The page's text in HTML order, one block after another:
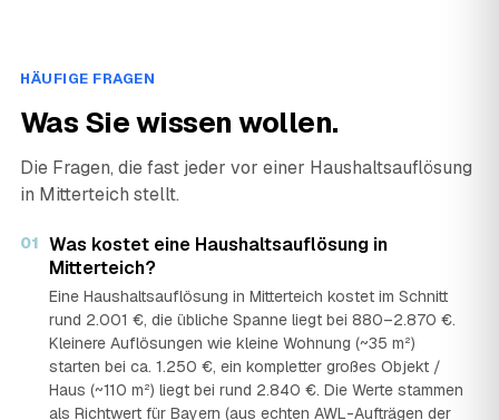
HÄUFIGE FRAGEN
Was Sie wissen wollen.
Die Fragen, die fast jeder vor einer Haushaltsauflösung
in Mitterteich stellt.
01 Was kostet eine Haushaltsauflösung in
Mitterteich?
Eine Haushaltsauflösung in Mitterteich kostet im Schnitt
rund 2.001 €, die übliche Spanne liegt bei 880–2.870 €.
Kleinere Auflösungen wie kleine Wohnung (~35 m²)
starten bei ca. 1.250 €, ein kompletter großes Objekt /
Haus (~110 m²) liegt bei rund 2.840 €. Die Werte stammen
als Richtwert für Bayern (aus echten AWL-Aufträgen der